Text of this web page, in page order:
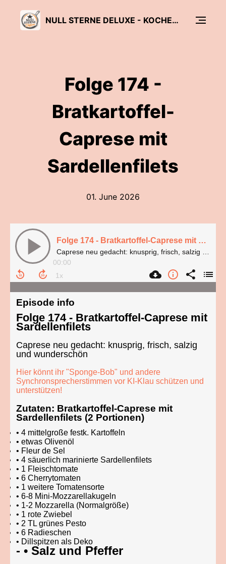
NULL STERNE DELUXE - KOCHEN, ABER LECKER!
Folge 174 -
Bratkartoffel-
Caprese mit
Sardellenfilets
01. June 2026
Folge 174 - Bratkartoffel-Caprese mit Sardellenfilets
00:00
Episode info
Folge 174 - Bratkartoffel-Caprese mit
Sardellenfilets
Caprese neu gedacht: knusprig, frisch, salzig
und wunderschön
Hier könnt ihr "Sponge-Bob" und andere
Synchronsprecherstimmen vor KI-Klau schützen und
unterstützen!
Zutaten: Bratkartoffel-Caprese mit
Sardellenfilets (2 Portionen)
• 4 mittelgroße festk. Kartoffeln
• etwas Olivenöl
• Fleur de Sel
• 4 säuerlich marinierte Sardellenfilets
• 1 Fleischtomate
• 6 Cherrytomaten
• 1 weitere Tomatensorte
• 6-8 Mini-Mozzarellakugeln
• 1-2 Mozzarella (Normalgröße)
• 1 rote Zwiebel
• 2 TL grünes Pesto
• 6 Radieschen
• Dillspitzen als Deko
- • Salz und Pfeffer